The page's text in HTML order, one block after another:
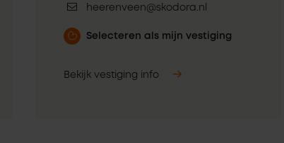
heerenveen@skodora.nl
Selecteren als mijn vestiging
Bekijk vestiging info